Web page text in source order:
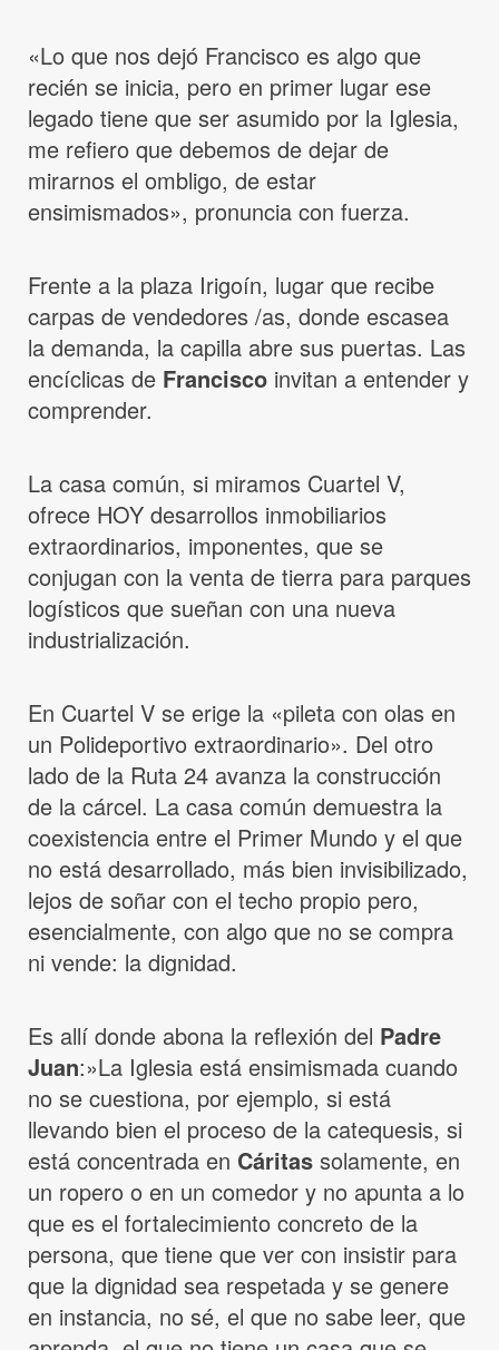
«Lo que nos dejó Francisco es algo que
recién se inicia, pero en primer lugar ese
legado tiene que ser asumido por la Iglesia,
me refiero que debemos de dejar de
mirarnos el ombligo, de estar
ensimismados», pronuncia con fuerza.
Frente a la plaza Irigoín, lugar que recibe
carpas de vendedores /as, donde escasea
la demanda, la capilla abre sus puertas. Las
encíclicas de Francisco invitan a entender y
comprender.
La casa común, si miramos Cuartel V,
ofrece HOY desarrollos inmobiliarios
extraordinarios, imponentes, que se
conjugan con la venta de tierra para parques
logísticos que sueñan con una nueva
industrialización.
En Cuartel V se erige la «pileta con olas en
un Polideportivo extraordinario». Del otro
lado de la Ruta 24 avanza la construcción
de la cárcel. La casa común demuestra la
coexistencia entre el Primer Mundo y el que
no está desarrollado, más bien invisibilizado,
lejos de soñar con el techo propio pero,
esencialmente, con algo que no se compra
ni vende: la dignidad.
Es allí donde abona la reflexión del Padre
Juan:»La Iglesia está ensimismada cuando
no se cuestiona, por ejemplo, si está
llevando bien el proceso de la catequesis, si
está concentrada en Cáritas solamente, en
un ropero o en un comedor y no apunta a lo
que es el fortalecimiento concreto de la
persona, que tiene que ver con insistir para
que la dignidad sea respetada y se genere
en instancia, no sé, el que no sabe leer, que